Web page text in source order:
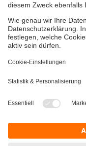
Gewährleistung
Warenrücklieferungen
4624 Härkingen